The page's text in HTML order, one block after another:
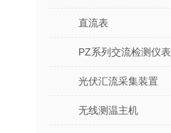
直流表
PZ系列交流检测仪表
光伏汇流采集装置
无线测温主机